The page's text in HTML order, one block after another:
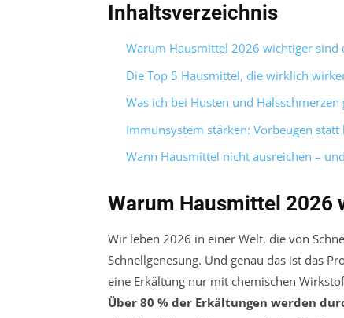
Inhaltsverzeichnis
Warum Hausmittel 2026 wichtiger sind
Die Top 5 Hausmittel, die wirklich
Was ich bei Husten und Halsschmerzen
Immunsystem stärken: Vorbeugen statt
Wann Hausmittel nicht ausreichen –
Warum Hausmittel 2026
Wir leben 2026 in einer Welt, die von
Schnellgenesung. Und genau das ist das
eine Erkältung nur mit chemischen
Über 80 % der Erkältungen werden